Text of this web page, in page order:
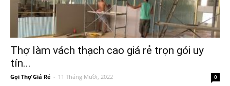
Thợ làm vách thạch cao giá rẻ trọn gói uy
tín...
Gọi Thợ Giá Rẻ - 11 Tháng Mười, 2022 0